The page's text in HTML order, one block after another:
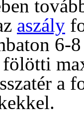
aszály
6-
a